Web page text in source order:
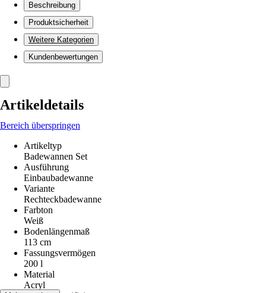
Beschreibung
Produktsicherheit
Weitere Kategorien
Kundenbewertungen
Artikeldetails
Bereich überspringen
Artikeltyp
Badewannen Set
Ausführung
Einbaubadewanne
Variante
Rechteckbadewanne
Farbton
Weiß
Bodenlängenmaß
113 cm
Fassungsvermögen
200 l
Material
Acryl